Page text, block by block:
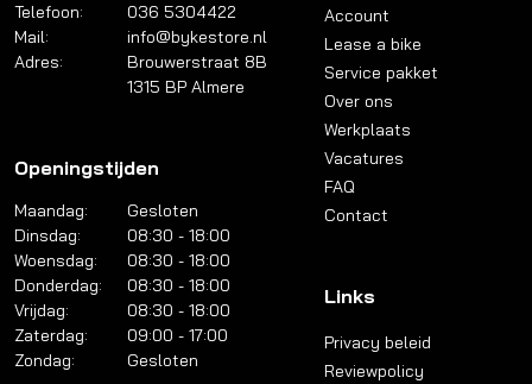
Telefoon:
036 5304422
Mail:
info@bykestore.nl
Adres:
Brouwerstraat 8B
1315 BP Almere
Openingstijden
Maandag:
Gesloten
Dinsdag:
08:30 - 18:00
Woensdag:
08:30 - 18:00
Donderdag:
08:30 - 18:00
Vrijdag:
08:30 - 18:00
Zaterdag:
09:00 - 17:00
Zondag:
Gesloten
Account
Lease a bike
Service pakket
Over ons
Werkplaats
Vacatures
FAQ
Contact
Links
Privacy beleid
Reviewpolicy